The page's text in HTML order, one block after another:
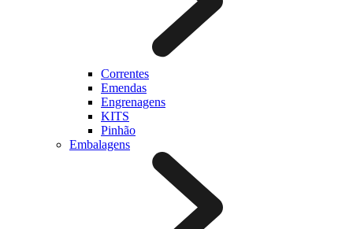
Correntes
Emendas
Engrenagens
KITS
Pinhão
Embalagens